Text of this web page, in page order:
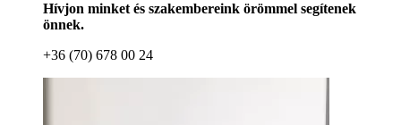
Hívjon minket és szakembereink örömmel segítenek
önnek.
+36 (70) 678 00 24